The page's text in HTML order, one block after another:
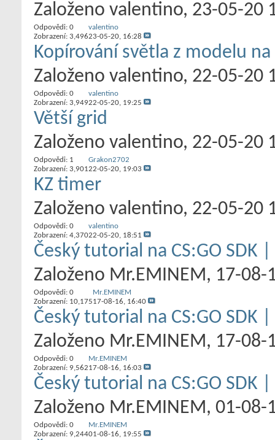
Založeno valentino‎, 23-05-20
Odpovědi: 0
Zobrazení: 3,496
valentino
23-05-20, 16:28
Kopírování světla z modelu
Založeno valentino‎, 22-05-20
Odpovědi: 0
Zobrazení: 3,949
valentino
22-05-20, 19:25
Větší grid
Založeno valentino‎, 22-05-20
Odpovědi: 1
Zobrazení: 3,901
Grakon2702
22-05-20, 19:03
KZ timer
Založeno valentino‎, 22-05-20
Odpovědi: 0
Zobrazení: 4,370
valentino
22-05-20, 18:51
Český tutorial na CS:GO SDK
Založeno Mr.EMINEM‎, 17-08-
Odpovědi: 0
Zobrazení: 10,175
Mr.EMINEM
17-08-16, 16:40
Český tutorial na CS:GO SDK
Založeno Mr.EMINEM‎, 17-08-
Odpovědi: 0
Zobrazení: 9,562
Mr.EMINEM
17-08-16, 16:03
Český tutorial na CS:GO SDK
Založeno Mr.EMINEM‎, 01-08-
Odpovědi: 0
Zobrazení: 9,244
Mr.EMINEM
01-08-16, 19:55